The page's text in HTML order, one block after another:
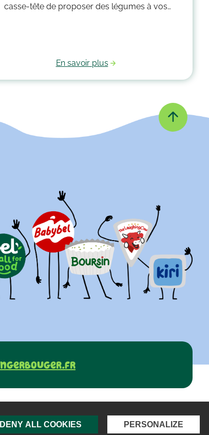
casse-tête de proposer des légumes à vos
En savoir plus
Mentions légalesContact
DENY ALL COOKIES PERSONALIZE